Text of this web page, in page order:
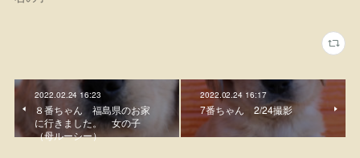
2022.02.24 16:23
８番ちゃん 福島県のお家
に行きました。 女の子
（母ルーシー）
2022.02.24 16:17
7番ちゃん 2/24撮影